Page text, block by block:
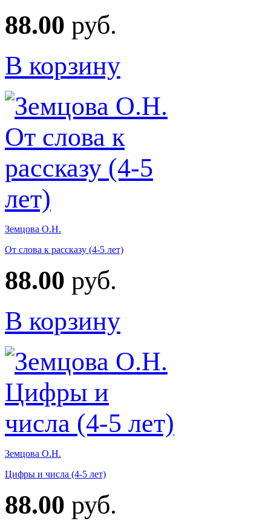
88.00 руб.
В корзину
Земцова О.Н.
От слова к рассказу (4-5 лет)
88.00 руб.
В корзину
Земцова О.Н.
Цифры и числа (4-5 лет)
88.00 руб.